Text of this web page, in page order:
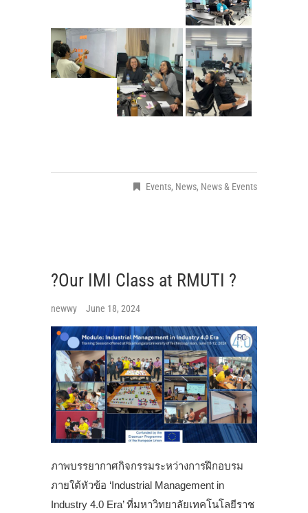
Events, News, News & Events
?Our IMI Class at RMUTI ?
newwy June 18, 2024
ภาพบรรยากาศกิจกรรมระหว่างการฝึกอบรม
ภายใต้หัวข้อ ‘Industrial Management in
Industry 4.0 Era’ ที่มหาวิทยาลัยเทคโนโลยีราช